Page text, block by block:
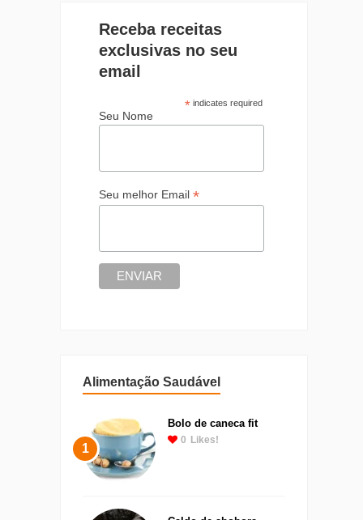
Receba receitas
exclusivas no seu
email
*indicates required
Seu Nome
Seu melhor Email *
Alimentação Saudável
1
Bolo de caneca fit
0 Likes!